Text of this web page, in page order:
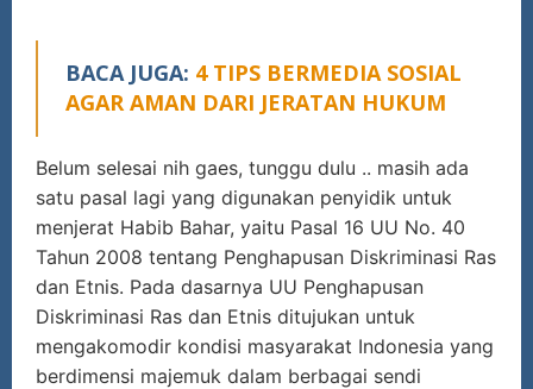
BACA JUGA: 4 TIPS BERMEDIA SOSIAL
AGAR AMAN DARI JERATAN HUKUM
Belum selesai nih gaes, tunggu dulu .. masih ada
satu pasal lagi yang digunakan penyidik untuk
menjerat Habib Bahar, yaitu Pasal 16 UU No. 40
Tahun 2008 tentang Penghapusan Diskriminasi Ras
dan Etnis. Pada dasarnya UU Penghapusan
Diskriminasi Ras dan Etnis ditujukan untuk
mengakomodir kondisi masyarakat Indonesia yang
berdimensi majemuk dalam berbagai sendi